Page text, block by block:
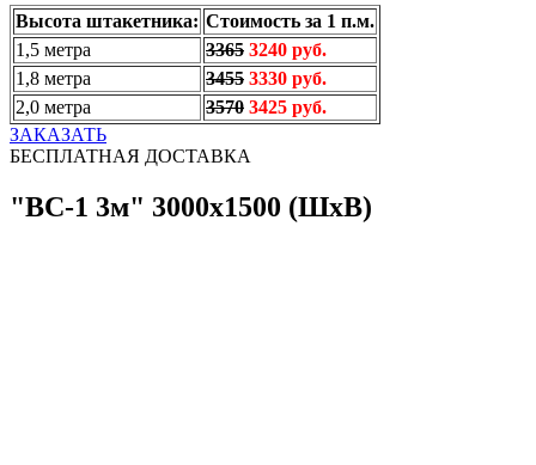
Высота штакетника: Стоимость за 1 п.м.
1,5 метра
3365 3240 руб.
1,8 метра
3455 3330 руб.
2,0 метра
3570 3425 руб.
ЗАКАЗАТЬ
БЕСПЛАТНАЯ ДОСТАВКА
"ВС-1 3м" 3000х1500 (ШхВ)